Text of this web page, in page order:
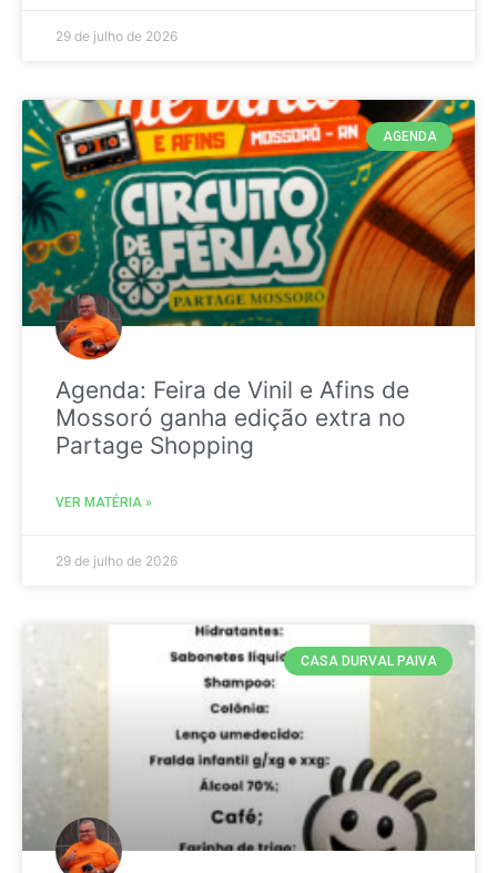
29 de julho de 2026
AGENDA
Agenda: Feira de Vinil e Afins de
Mossoró ganha edição extra no
Partage Shopping
VER MATÉRIA »
29 de julho de 2026
CASA DURVAL PAIVA